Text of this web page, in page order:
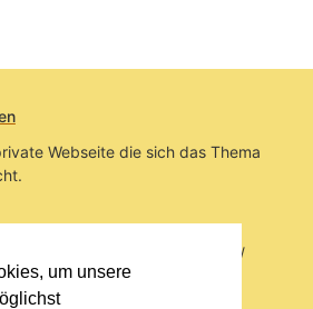
um unsere
Webseite die sich das Thema
https://www.bierkreiszeichen.at/
/Gesammelte Biere